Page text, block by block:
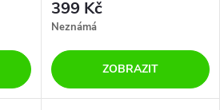
399 Kč
Neznámá
ZOBRAZIT